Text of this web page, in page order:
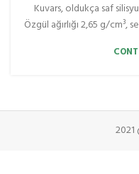
Kuvars, oldukça saf
Özgül ağırlığı 2,65 g/cm³,
2021